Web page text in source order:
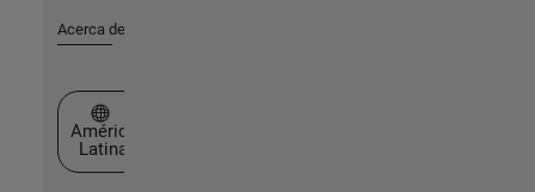
Acerca de MathWorks
Seleccione un país/idioma
América
Latina